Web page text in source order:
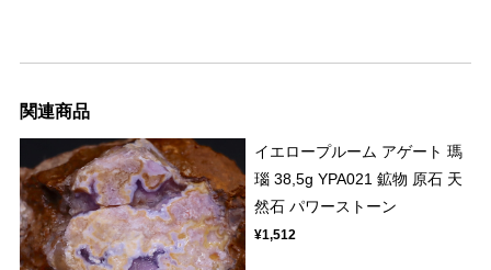
関連商品
イエロープルーム アゲート 瑪
瑙 38,5g YPA021 鉱物 原石 天
然石 パワーストーン
¥1,512